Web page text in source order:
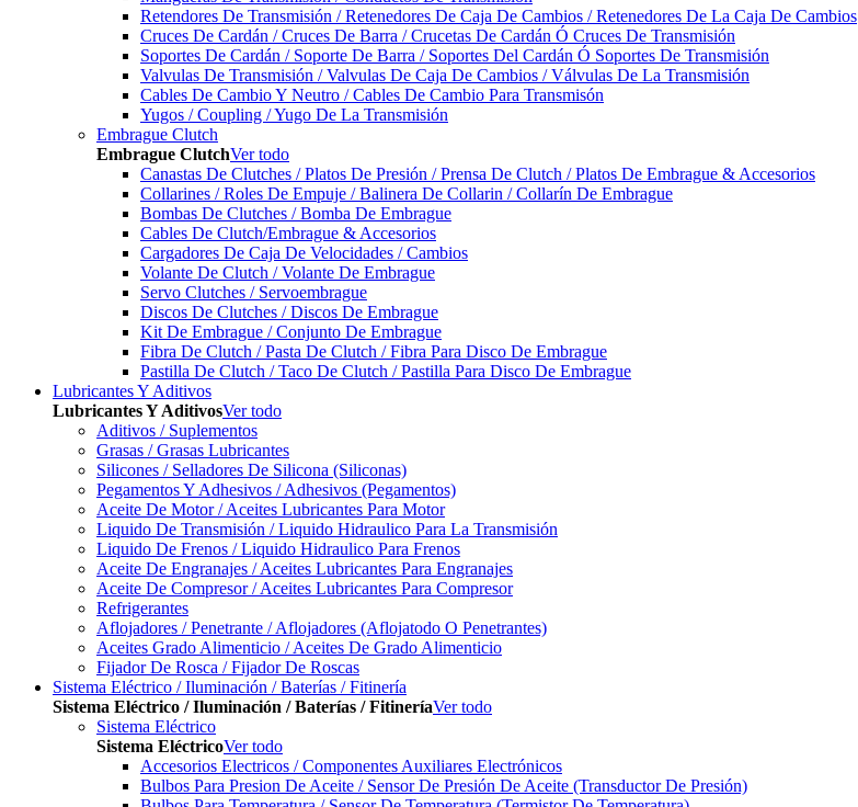
Retendores De Transmisión / Retenedores De Caja De Cambios / Retenedores De La Caja De Cambios
Cruces De Cardán / Cruces De Barra / Crucetas De Cardán Ó Cruces De Transmisión
Soportes De Cardán / Soporte De Barra / Soportes Del Cardán Ó Soportes De Transmisión
Valvulas De Transmisión / Valvulas De Caja De Cambios / Válvulas De La Transmisión
Cables De Cambio Y Neutro / Cables De Cambio Para Transmisón
Yugos / Coupling / Yugo De La Transmisión
Embrague Clutch
Embrague ClutchVer todo
Canastas De Clutches / Platos De Presión / Prensa De Clutch / Platos De Embrague & Accesorios
Collarines / Roles De Empuje / Balinera De Collarin / Collarín De Embrague
Bombas De Clutches / Bomba De Embrague
Cables De Clutch/Embrague & Accesorios
Cargadores De Caja De Velocidades / Cambios
Volante De Clutch / Volante De Embrague
Servo Clutches / Servoembrague
Discos De Clutches / Discos De Embrague
Kit De Embrague / Conjunto De Embrague
Fibra De Clutch / Pasta De Clutch / Fibra Para Disco De Embrague
Pastilla De Clutch / Taco De Clutch / Pastilla Para Disco De Embrague
Lubricantes Y Aditivos
Lubricantes Y AditivosVer todo
Aditivos / Suplementos
Grasas / Grasas Lubricantes
Silicones / Selladores De Silicona (Siliconas)
Pegamentos Y Adhesivos / Adhesivos (Pegamentos)
Aceite De Motor / Aceites Lubricantes Para Motor
Liquido De Transmisión / Liquido Hidraulico Para La Transmisión
Liquido De Frenos / Liquido Hidraulico Para Frenos
Aceite De Engranajes / Aceites Lubricantes Para Engranajes
Aceite De Compresor / Aceites Lubricantes Para Compresor
Refrigerantes
Aflojadores / Penetrante / Aflojadores (Aflojatodo O Penetrantes)
Aceites Grado Alimenticio / Aceites De Grado Alimenticio
Fijador De Rosca / Fijador De Roscas
Sistema Eléctrico / Iluminación / Baterías / Fitinería
Sistema Eléctrico / Iluminación / Baterías / FitineríaVer todo
Sistema Eléctrico
Sistema EléctricoVer todo
Accesorios Electricos / Componentes Auxiliares Electrónicos
Bulbos Para Presion De Aceite / Sensor De Presión De Aceite (Transductor De Presión)